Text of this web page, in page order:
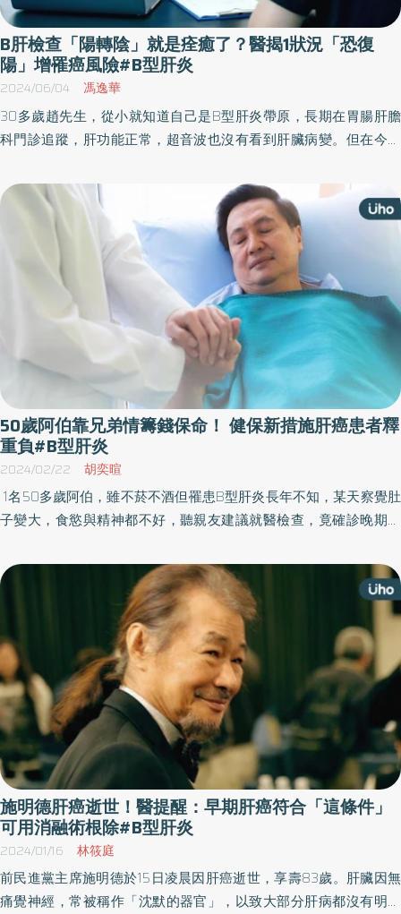
B肝檢查「陽轉陰」就是痊癒了？醫揭1狀況「恐復
陽」增罹癌風險#B型肝炎
2024/06/04 馮逸華
30多歲趙先生，從小就知道自己是B型肝炎帶原，長期在胃腸肝膽
科門診追蹤，肝功能正常，超音波也沒有看到肝臟病變。但在今年
奇B型肝炎是否已經痊癒、不用再追蹤？對此醫師指出，表面抗原是
有可能消失，但肝臟內可能還是有B型肝炎病毒，仍有復發可能。
50歲阿伯靠兄弟情籌錢保命！ 健保新措施肝癌患者釋
重負#B型肝炎
2024/02/22 胡奕暄
1名50多歲阿伯，雖不菸不酒但罹患B型肝炎長年不知，某天察覺肚
子變大，食慾與精神都不好，聽親友建議就醫檢查，竟確診晚期肝
疫療法合併抗血管新生標靶藥物治療，很幸運正好健保納入給付，
藥費重擔立刻減輕，腫瘤也幾乎消失不見。 免疫療法合併抗血管新
生標靶藥物治肝癌立見效 健保納給付救命無後顧之憂 嘉義基督教醫
院肝膽腸胃科主治醫師陳柏岳表示，台灣為B型與C型肝炎盛行國
家，但礙於過去公衛知識未普及，許多人都不知道自己罹患慢性肝
炎，長年未追蹤治療，就像這位50多歲個案，發現異狀時已是中晚
期肝癌，以往想更好控制癌症，就須採用免疫療法合併抗血管新生
標靶藥物治療，但自費負擔價格不斐，但現在已有很大不同。 陳柏
岳補充，50多歲個案因肝功能不佳，不宜用第一線標靶藥物，決定
採取免疫療法合併抗血管新生標靶藥物治療，原本須自行籌措高額
醫藥費，因個案經濟限制，不得已與哥哥籌措救命錢，幸好第一輪
用藥病況就明顯改善，並且續藥時正好符合2023年8月健保開放給
付條件，讓個案無後顧之憂治病搶救生命。 活化T細胞重新還擊癌細
胞 國際指引傾向提早啟動治療 陳柏岳指出，免疫療法合併抗血管新
生標靶藥物治療問世後，用藥物將原本被肝癌細胞麻痺的免疫T細
施明德肝癌逝世！醫提醒：早期肝癌符合「這條件」
可用消融術根除#B型肝炎
2024/01/16 林筱庭
前民進黨主席施明德於15日凌晨因肝癌逝世，享壽83歲。肝臟因無
痛覺神經，常被稱作「沈默的器官」，以致大部分肝病都沒有明顯